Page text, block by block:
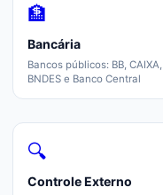
🏦
Bancária
Bancos públicos: BB, CAIXA,
BNDES e Banco Central
🔍
Controle Externo